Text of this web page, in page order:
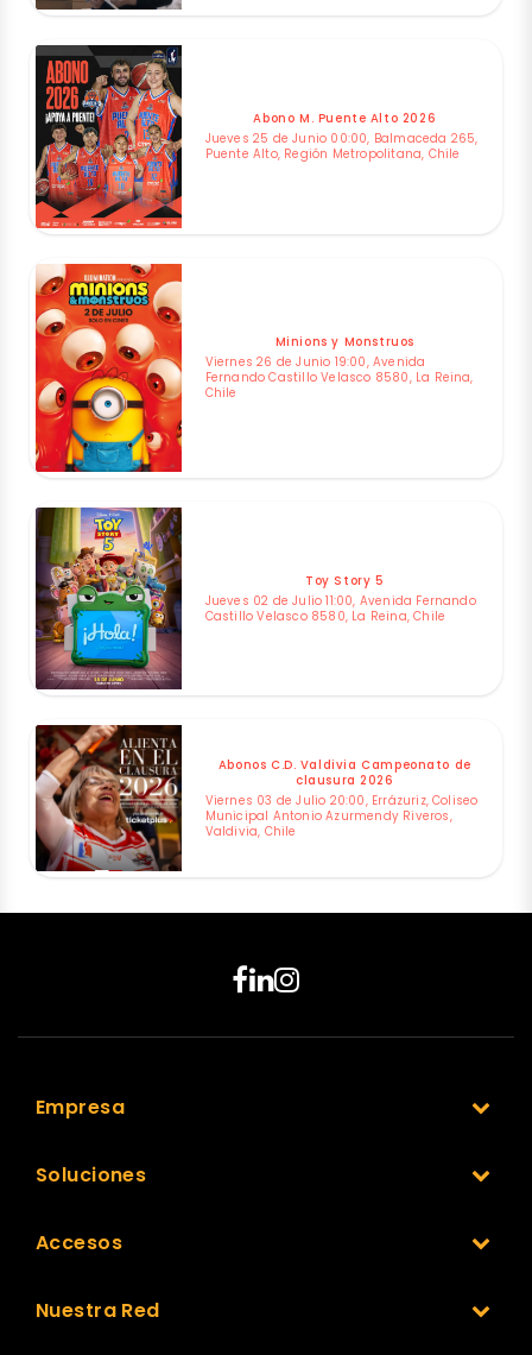
Abono M. Puente Alto 2026
Jueves 25 de Junio 00:00, Balmaceda 265,
Puente Alto, Región Metropolitana, Chile
Minions y Monstruos
Viernes 26 de Junio 19:00, Avenida
Fernando Castillo Velasco 8580, La Reina,
Chile
Toy Story 5
Jueves 02 de Julio 11:00, Avenida Fernando
Castillo Velasco 8580, La Reina, Chile
Abonos C.D. Valdivia Campeonato de
clausura 2026
Viernes 03 de Julio 20:00, Errázuriz, Coliseo
Municipal Antonio Azurmendy Riveros,
Valdivia, Chile
Empresa
Soluciones
Accesos
Nuestra Red